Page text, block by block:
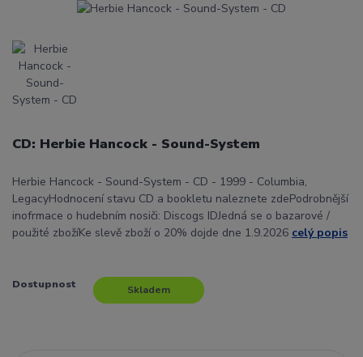
CD: Herbie Hancock - Sound-System
Herbie Hancock - Sound-System - CD - 1999 - Columbia,
LegacyHodnocení stavu CD a bookletu naleznete zdePodrobnější
inofrmace o hudebním nosiči: Discogs IDJedná se o bazarové /
použité zbožíKe slevě zboží o 20% dojde dne 1.9.2026 celý popis
Dostupnost Skladem